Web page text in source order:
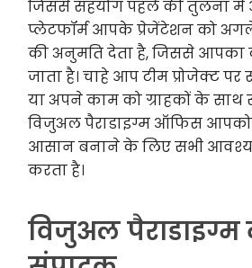
जिससे सहयोग पहले की तुलना में
प्लेटफॉर्म आपके प्रेजेंटेशन को
की अनुमति देता है, जिससे आपका
जाता है। चाहे आप टीम प्रोजेक्ट पर
या अपने काम को ग्राहकों के साथ
विजुअल पैराडाइग्म ऑफिस
आसान बनाने के लिए सभी
करता है।
विजुअल पैराडाइग्म